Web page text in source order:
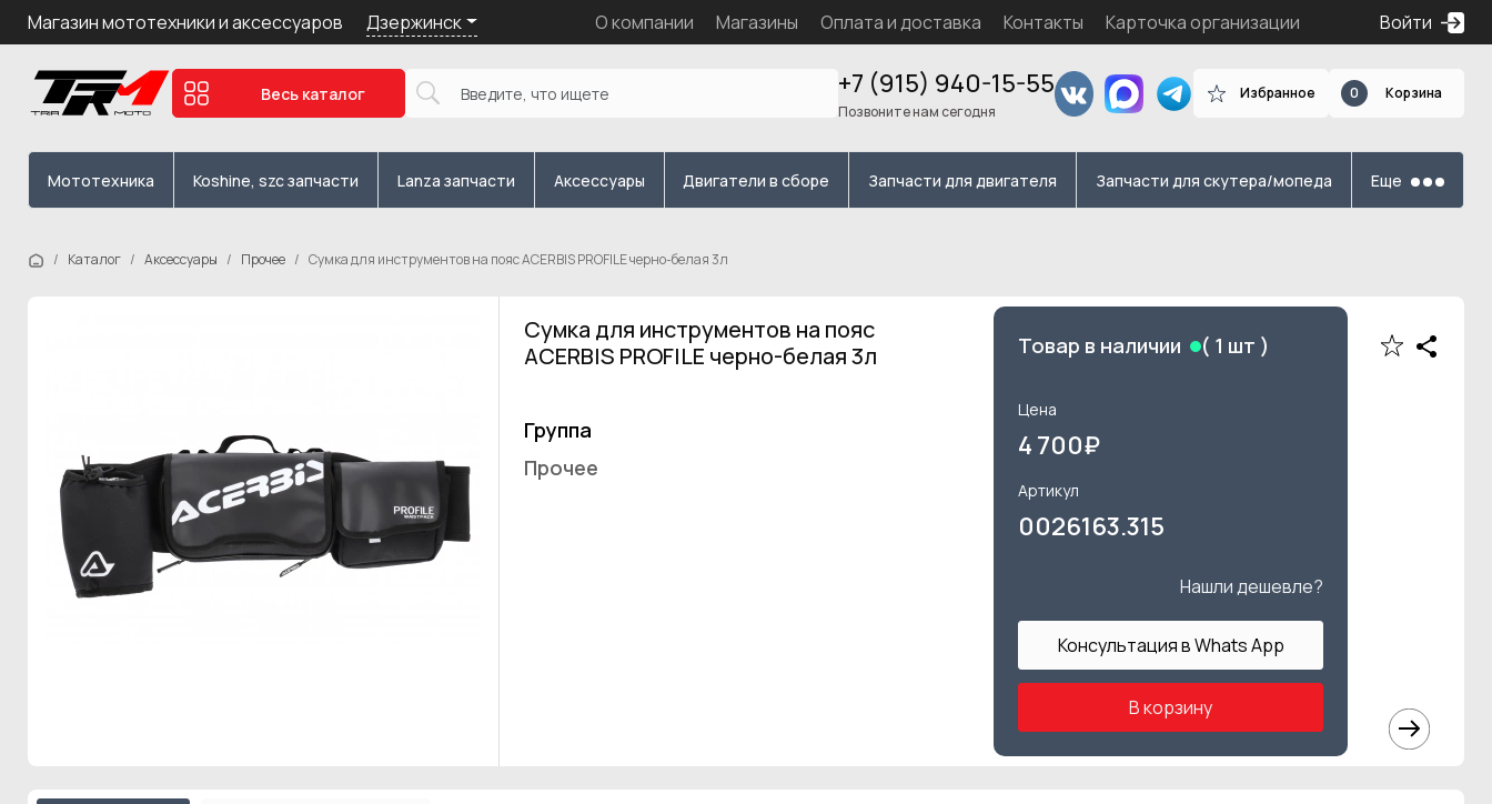
Магазин мототехники и аксессуаров Дзержинск О компании Магазины Оплата и доставка Контакты Карточка организации Войти
Весь каталог +7 (915) 940-15-55
Позвоните нам сегодня
Избранное 0 Корзина
Мототехника Koshine, szc запчасти Lanza запчасти Аксессуары Двигатели в сборе Запчасти для двигателя Запчасти для скутера/мопеда Еще
Каталог Аксессуары Прочее Сумка для инструментов на пояс ACERBIS PROFILE черно-белая 3л
Сумка для инструментов на пояс
ACERBIS PROFILE черно-белая 3л
Группа
Прочее
Товар в наличии ( 1 шт )
Цена
4 700₽
Артикул
0026163.315
Нашли дешевле?
Консультация в Whats App
В корзину